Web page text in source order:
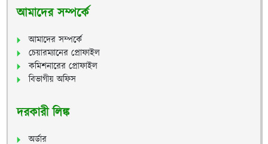
আমাদের সম্পর্কে
আমাদের সম্পর্কে
চেয়ারম্যানের প্রোফাইল
কমিশনারের প্রোফাইল
বিভাগীয় অফিস
দরকারী লিঙ্ক
অর্ডার